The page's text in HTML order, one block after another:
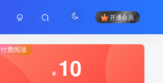
开通会员
付费阅读
￥ 10